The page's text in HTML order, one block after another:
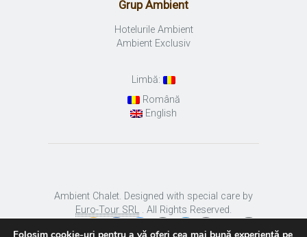
Grup Ambient
Hotelurile Ambient
Ambient Exclusiv
Limbă:
Română
English
Ambient Chalet. Designed with special care by
Euro-Tour SRL . All Rights Reserved.